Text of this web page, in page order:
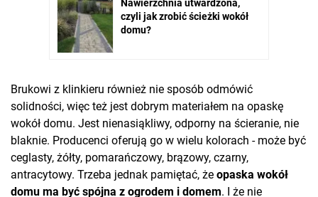
Brukowi z klinkieru również nie sposób odmówić
solidności, więc też jest dobrym materiałem na opaskę
wokół domu. Jest nienasiąkliwy, odporny na ścieranie, nie
blaknie. Producenci oferują go w wielu kolorach - może być
ceglasty, żółty, pomarańczowy, brązowy, czarny,
antracytowy. Trzeba jednak pamiętać, że opaska wokół
domu ma być spójna z ogrodem i domem. I że nie